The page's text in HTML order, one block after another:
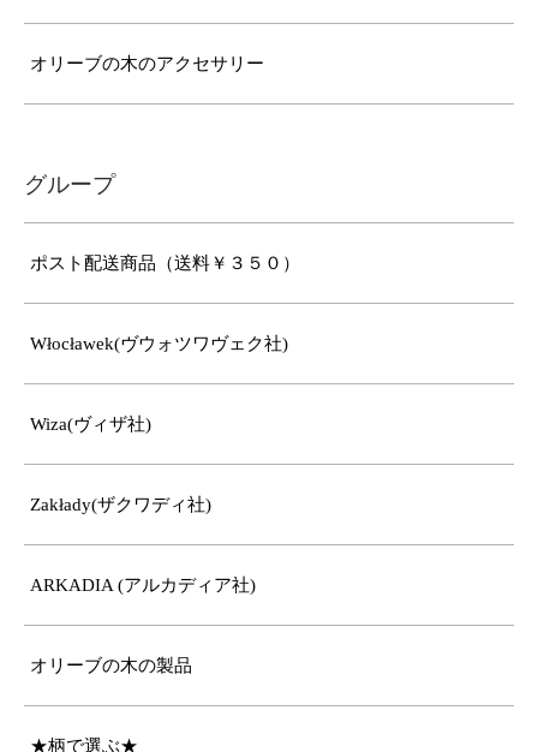
オリーブの木のアクセサリー
グループ
ポスト配送商品（送料￥３５０）
Włocławek(ヴウォツワヴェク社)
Wiza(ヴィザ社)
Zakłady(ザクワディ社)
ARKADIA (アルカディア社)
オリーブの木の製品
★柄で選ぶ★